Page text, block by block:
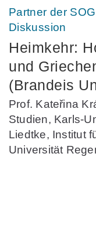
Partner der
Diskussion
Heimkehr:
und
(Brandeis
Prof. Kateřina
Studien, Karls-
Liedtke, Institut
Universität